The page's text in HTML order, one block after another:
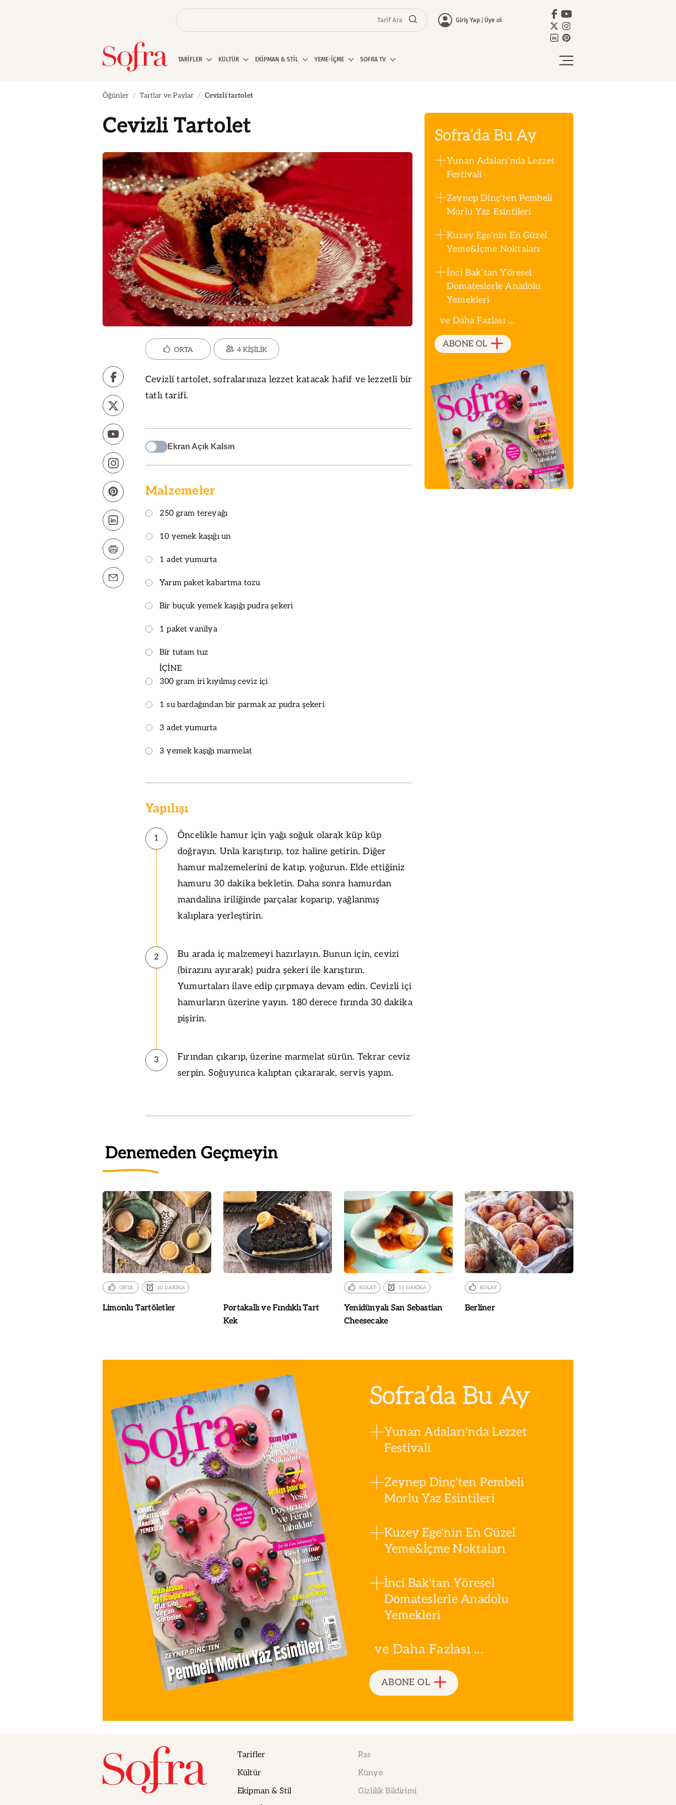
Tarif Ara Giriş Yap Üye ol
TARİFLER KÜLTÜR EKİPMAN & STİL YEME-İÇME SOFRA TV
Öğünler Tartlar ve Paylar Cevizli tartolet
Cevizli Tartolet
ORTA 4 KİŞİLİK
Cevizli tartolet, sofralarınıza lezzet katacak hafif ve lezzetli bir
tatlı tarifi.
Ekran Açık Kalsın
Malzemeler
250 gram tereyağı
10 yemek kaşığı un
1 adet yumurta
Yarım paket kabartma tozu
Bir buçuk yemek kaşığı pudra şekeri
1 paket vanilya
Bir tutam tuz
İÇİNE
300 gram iri kıyılmış ceviz içi
1 su bardağından bir parmak az pudra şekeri
3 adet yumurta
3 yemek kaşığı marmelat
Yapılışı
1
Öncelikle hamur için yağı soğuk olarak küp küp
doğrayın. Unla karıştırıp, toz haline getirin. Diğer
hamur malzemelerini de katıp, yoğurun. Elde ettiğiniz
hamuru 30 dakika bekletin. Daha sonra hamurdan
mandalina iriliğinde parçalar koparıp, yağlanmış
kalıplara yerleştirin.
2
Bu arada iç malzemeyi hazırlayın. Bunun için, cevizi
(birazını ayırarak) pudra şekeri ile karıştırın.
Yumurtaları ilave edip çırpmaya devam edin. Cevizli içi
hamurların üzerine yayın. 180 derece fırında 30 dakika
pişirin.
3
Fırından çıkarıp, üzerine marmelat sürün. Tekrar ceviz
serpin. Soğuyunca kalıptan çıkararak, servis yapın.
Sofra’da Bu Ay
Yunan Adaları'nda Lezzet
Festivali
Zeynep Dinç'ten Pembeli
Morlu Yaz Esintileri
Kuzey Ege'nin En Güzel
Yeme&İçme Noktaları
İnci Bak'tan Yöresel
Domateslerle Anadolu
Yemekleri
ve Daha Fazlası ...
ABONE OL
Denemeden Geçmeyin
ORTA 20 DAKİKA
Limonlu Tartöletler
Portakallı ve Fındıklı Tart
Kek
KOLAY 15 DAKİKA
Yenidünyalı San Sebastian
Cheesecake
KOLAY
Berliner
Sofra’da Bu Ay
Yunan Adaları'nda Lezzet
Festivali
Zeynep Dinç'ten Pembeli
Morlu Yaz Esintileri
Kuzey Ege'nin En Güzel
Yeme&İçme Noktaları
İnci Bak'tan Yöresel
Domateslerle Anadolu
Yemekleri
ve Daha Fazlası ...
ABONE OL
Tarifler
Kültür
Ekipman & Stil
Rss
Künye
Gizlilik Bildirimi